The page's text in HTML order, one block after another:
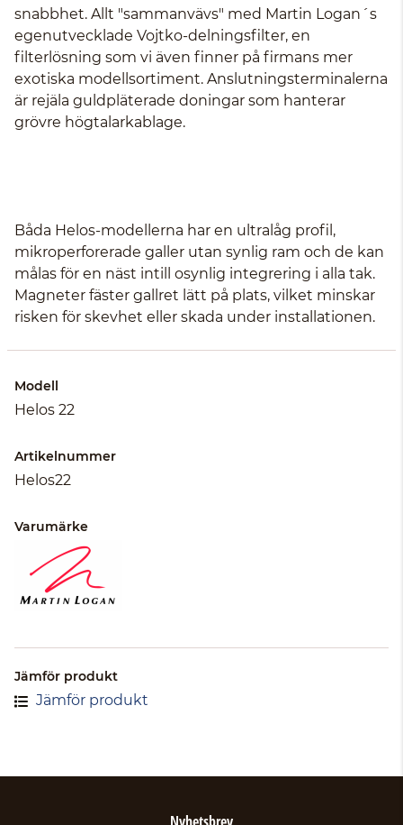
snabbhet. Allt "sammanvävs" med Martin Logan´s
egenutvecklade Vojtko-delningsfilter, en
filterlösning som vi även finner på firmans mer
exotiska modellsortiment. Anslutningsterminalerna
är rejäla guldpläterade doningar som hanterar
grövre högtalarkablage.
Båda Helos-modellerna har en ultralåg profil,
mikroperforerade galler utan synlig ram och de kan
målas för en näst intill osynlig integrering i alla tak.
Magneter fäster gallret lätt på plats, vilket minskar
risken för skevhet eller skada under installationen.
Modell
Helos 22
Artikelnummer
Helos22
Varumärke
Jämför produkt
Jämför produkt